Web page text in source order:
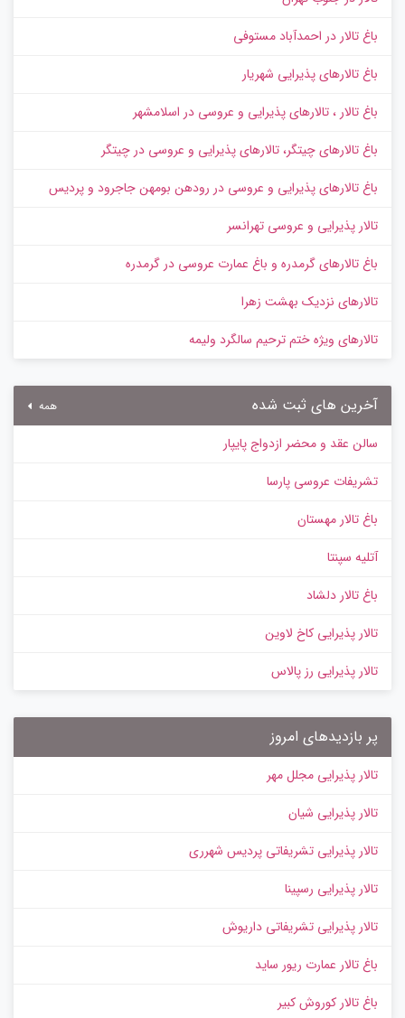
باغ تالار در احمدآباد مستوفی
باغ تالارهای پذیرایی شهریار
باغ تالار ، تالارهای پذیرایی و عروسی در اسلامشهر
باغ تالارهای چیتگر، تالارهای پذیرایی و عروسی در چیتگر
باغ تالارهای پذیرایی و عروسی در رودهن بومهن جاجرود و پردیس
تالار پذیرایی و عروسی تهرانسر
باغ تالارهای گرمدره و باغ عمارت عروسی در گرمدره
تالارهای نزدیک بهشت زهرا
تالارهای ویژه ختم ترحیم سالگرد ولیمه
آخرین های ثبت شده همه
سالن عقد و محضر ازدواج پایپار
تشریفات عروسی پارسا
باغ تالار مهستان
آتلیه سپنتا
باغ تالار دلشاد
تالار پذیرایی کاخ لاوین
تالار پذیرایی رز پالاس
پر بازدیدهای امروز
تالار پذیرایی مجلل مهر
تالار پذیرایی شیان
تالار پذیرایی تشریفاتی پردیس شهرری
تالار پذیرایی رسپینا
تالار پذیرایی تشریفاتی داریوش
باغ تالار عمارت ریور ساید
باغ تالار کوروش کبیر